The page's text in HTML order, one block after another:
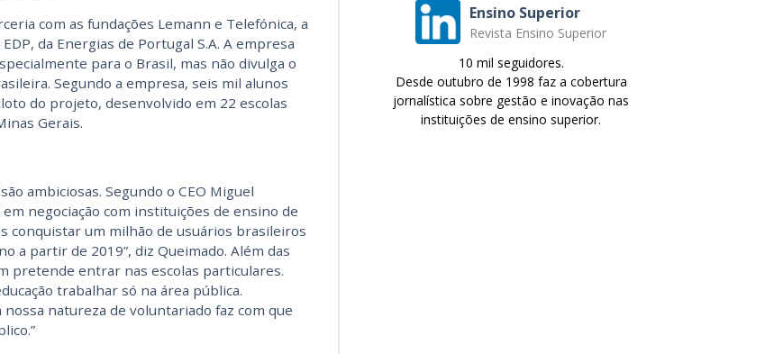
com as fundações Lemann e Telefónica, a
da Energias de Portugal S.A. A empresa
para o Brasil, mas não divulga o
Segundo a empresa, seis mil alunos
do projeto, desenvolvido em 22 escolas
Gerais.
ambiciosas. Segundo o CEO Miguel
negociação com instituições de ensino de
conquistar um milhão de usuários brasileiros
a partir de 2019”, diz Queimado. Além das
pretende entrar nas escolas particulares.
trabalhar só na área pública.
natureza de voluntariado faz com que
Ensino Superior
Revista Ensino Superior
10 mil seguidores.
Desde outubro de 1998 faz a cobertura
jornalística sobre gestão e inovação nas
instituições de ensino superior.